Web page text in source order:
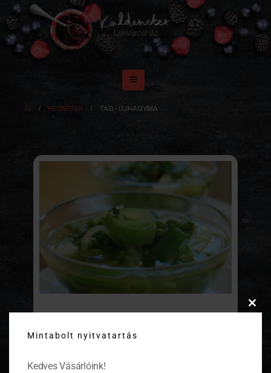
RECEPTEK TAG - ÚJHAGYMA
Tavaszi újhagymaleves
ropogtassunk.(tovább…)
Mintabolt nyitvatartás
Kedves Vásárlóink!